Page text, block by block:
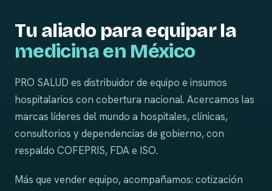
Tu aliado para equipar la
medicina en México
PRO SALUD es distribuidor de equipo e insumos
hospitalarios con cobertura nacional. Acercamos las
marcas líderes del mundo a hospitales, clínicas,
consultorios y dependencias de gobierno, con
respaldo COFEPRIS, FDA e ISO.
Más que vender equipo, acompañamos: cotización